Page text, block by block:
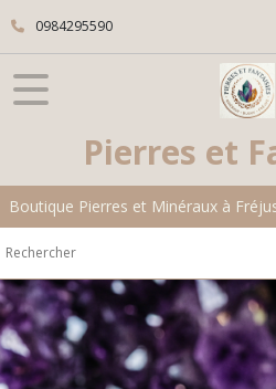
0984295590
Pierres et
Boutique Pierres et Minéraux à